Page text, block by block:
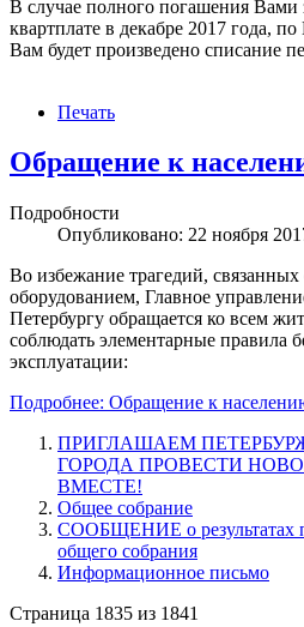
В случае полного погашения Вами
квартплате в декабре 2017 года,
Вам будет произведено списание
Печать
Обращение к
Подробности
Опубликовано: 22 ноября
Во избежание трагедий,
оборудованием, Главное
Петербургу обращается ко всем
соблюдать элементарные правила
эксплуатации:
Подробнее: Обращение к
ПРИГЛАШАЕМ
ГОРОДА ПРОВЕСТИ
ВМЕСТЕ!
Общее собрание
СООБЩЕНИЕ о результатах
общего собрания
Информационное письмо
Страница 1835 из 1841